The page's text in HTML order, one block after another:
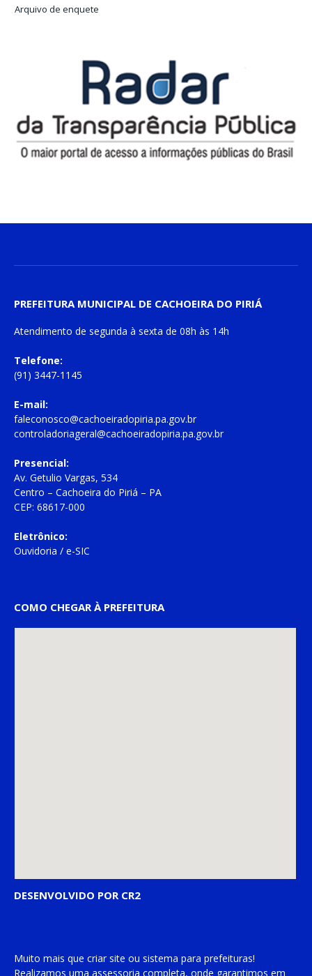
Arquivo de enquete
PREFEITURA MUNICIPAL DE CACHOEIRA DO PIRIÁ
Atendimento de segunda à sexta de 08h às 14h
Telefone:
(91) 3447-1145
E-mail:
faleconosco@cachoeiradopiria.pa.gov.br
controladoriageral@cachoeiradopiria.pa.gov.br
Presencial:
Av. Getulio Vargas, 534
Centro – Cachoeira do Piriá – PA
CEP: 68617-000
Eletrônico:
Ouvidoria / e-SIC
COMO CHEGAR À PREFEITURA
DESENVOLVIDO POR CR2
Muito mais que criar site ou sistema para prefeituras!
Realizamos uma assessoria completa, onde garantimos em